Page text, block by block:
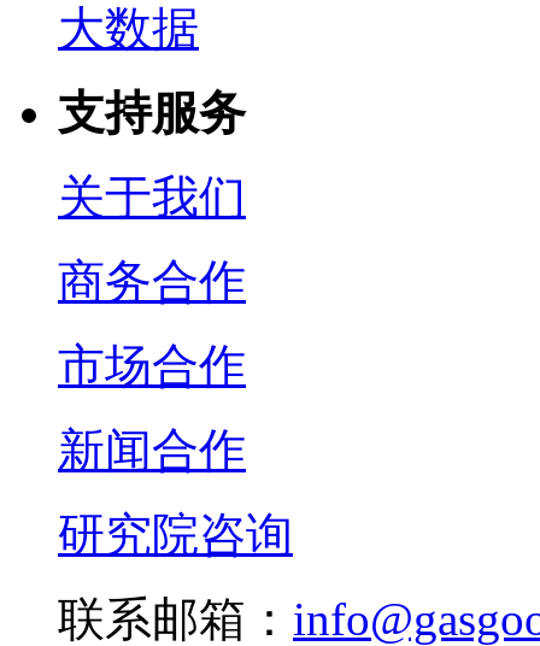
大数据
支持服务
关于我们
商务合作
市场合作
新闻合作
研究院咨询
联系邮箱：